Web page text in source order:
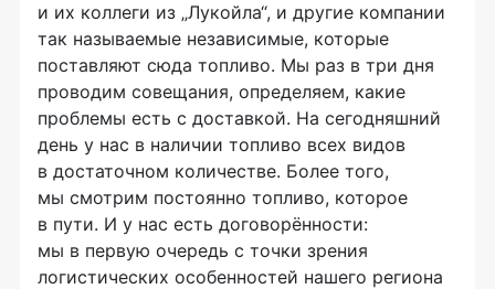
и их коллеги из „Лукойла“, и другие компании
так называемые независимые, которые
поставляют сюда топливо. Мы раз в три дня
проводим совещания, определяем, какие
проблемы есть с доставкой. На сегодняшний
день у нас в наличии топливо всех видов
в достаточном количестве. Более того,
мы смотрим постоянно топливо, которое
в пути. И у нас есть договорённости:
мы в первую очередь с точки зрения
логистических особенностей нашего региона